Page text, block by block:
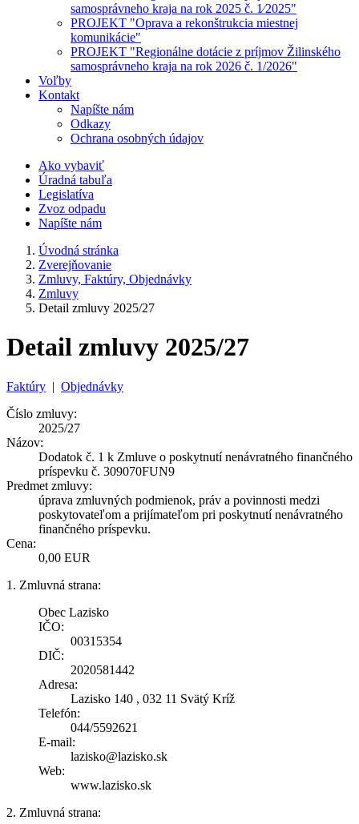
samosprávneho kraja na rok 2025 č. 1⁄2025"
PROJEKT "Oprava a rekonštrukcia miestnej
komunikácie"
PROJEKT "Regionálne dotácie z príjmov Žilinského
samosprávneho kraja na rok 2026 č. 1/2026"
Voľby
Kontakt
Napíšte nám
Odkazy
Ochrana osobných údajov
Ako vybaviť
Úradná tabuľa
Legislatíva
Zvoz odpadu
Napíšte nám
Úvodná stránka
Zverejňovanie
Zmluvy, Faktúry, Objednávky
Zmluvy
Detail zmluvy 2025/27
Detail zmluvy 2025/27
Faktúry | Objednávky
Číslo zmluvy:
2025/27
Názov:
Dodatok č. 1 k Zmluve o poskytnutí nenávratného finančného
príspevku č. 309070FUN9
Predmet zmluvy:
úprava zmluvných podmienok, práv a povinnosti medzi
poskytovateľom a prijímateľom pri poskytnutí nenávratného
finančného príspevku.
Cena:
0,00 EUR
1. Zmluvná strana:
Obec Lazisko
IČO:
00315354
DIČ:
2020581442
Adresa:
Lazisko 140 , 032 11 Svätý Kríž
Telefón:
044/5592621
E-mail:
lazisko@lazisko.sk
Web:
www.lazisko.sk
2. Zmluvná strana: